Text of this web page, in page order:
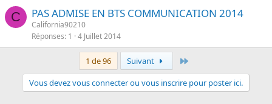
C PAS ADMISE EN BTS COMMUNICATION 2014
California90210
Réponses 1 4 Juillet 2014
1 de 96 Suivant
Vous devez vous connecter ou vous inscrire pour poster ici.